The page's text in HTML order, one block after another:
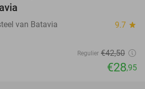
van Batavia 9.7 star
Regulier €42,50
€28,95